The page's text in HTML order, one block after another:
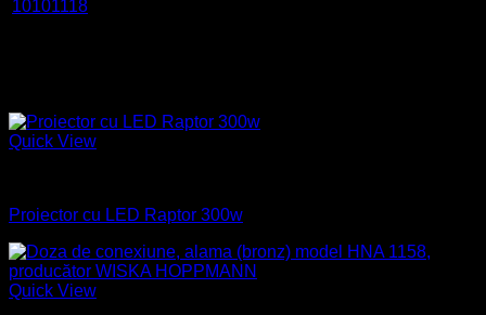
10101118
Quick View
Proiector cu LED Raptor 300w
Quick View